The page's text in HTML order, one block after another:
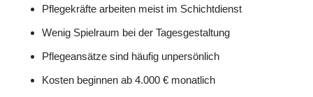
Pflegekräfte arbeiten meist im Schichtdienst
Wenig Spielraum bei der Tagesgestaltung
Pflegeansätze sind häufig unpersönlich
Kosten beginnen ab 4.000 € monatlich